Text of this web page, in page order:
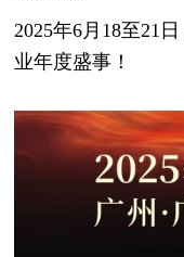
2025年6月18至21
业年度盛事！